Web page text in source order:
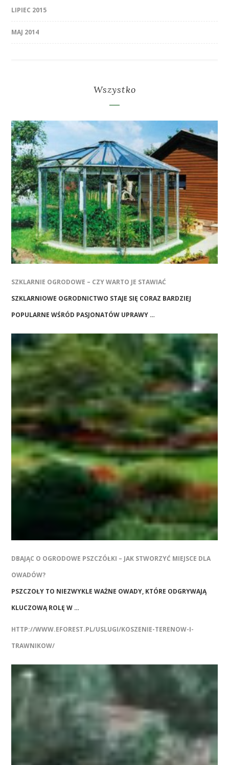
LIPIEC 2015
MAJ 2014
Wszystko
SZKLARNIE OGRODOWE – CZY WARTO JE STAWIAĆ
SZKLARNIOWE OGRODNICTWO STAJE SIĘ CORAZ BARDZIEJ
POPULARNE WŚRÓD PASJONATÓW UPRAWY …
DBAJĄC O OGRODOWE PSZCZÓŁKI – JAK STWORZYĆ MIEJSCE DLA
OWADÓW?
PSZCZOŁY TO NIEZWYKLE WAŻNE OWADY, KTÓRE ODGRYWAJĄ
KLUCZOWĄ ROLĘ W …
HTTP://WWW.EFOREST.PL/USLUGI/KOSZENIE-TERENOW-I-
TRAWNIKOW/